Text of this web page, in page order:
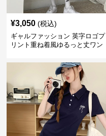
¥3,050 (税込)
ギャルファッション 英字ロゴプ
リント重ね着風ゆるっと丈ワン